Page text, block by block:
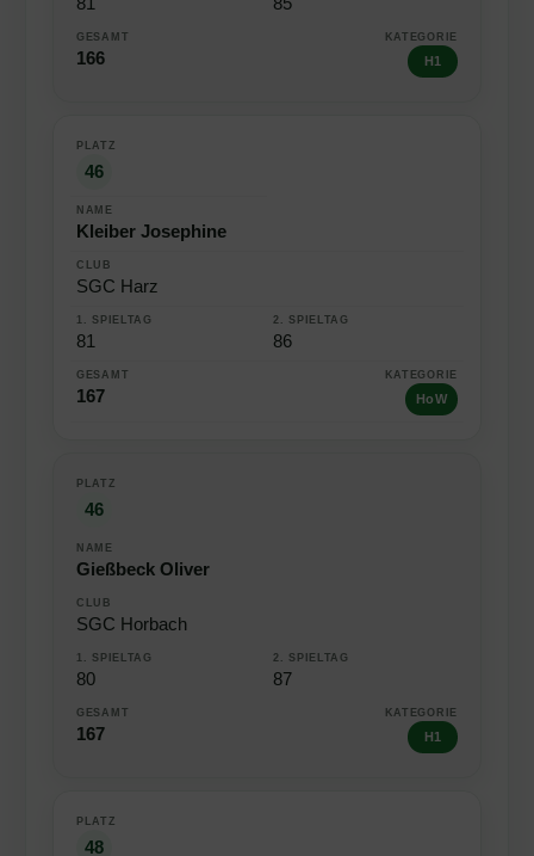
166 H1
46
Kleiber Josephine
SGC Harz
81 86
167 HoW
46
Gießbeck Oliver
SGC Horbach
80 87
167 H1
48